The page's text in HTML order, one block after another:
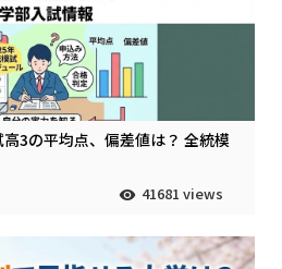
高3の平均点、偏差値は？ 全統模
41681 views